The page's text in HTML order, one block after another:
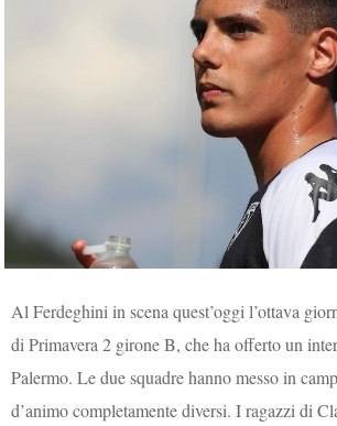
Al Ferdeghini in scena quest’oggi l’ottava
di Primavera 2 girone B, che ha offerto un
Palermo. Le due squadre hanno messo in
d’animo completamente diversi. I ragazzi di